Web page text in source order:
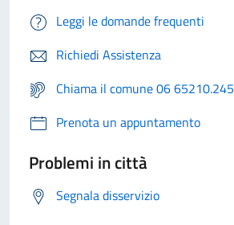
Leggi le domande frequenti
Richiedi Assistenza
Chiama il comune 06 65210.245
Prenota un appuntamento
Problemi in città
Segnala disservizio